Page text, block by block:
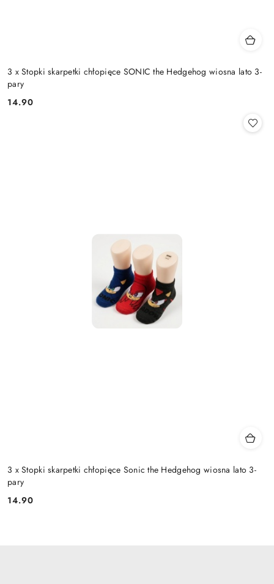
3 x Stopki skarpetki chłopięce SONIC the Hedgehog wiosna lato 3-
pary
Cena:
14.90
3 x Stopki skarpetki chłopięce Sonic the Hedgehog wiosna lato 3-
pary
Cena:
14.90